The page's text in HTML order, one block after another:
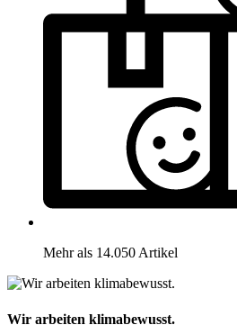
Mehr als 14.050 Artikel
Wir arbeiten klimabewusst.